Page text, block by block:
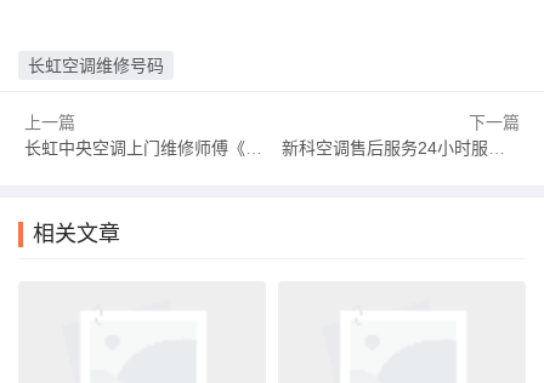
长虹空调维修号码
上一篇
长虹中央空调上门维修师傅《2025汇总》长虹中央空调24小时服务电话
下一篇
新科空调售后服务24小时服务热线新科空调客服电话
相关文章